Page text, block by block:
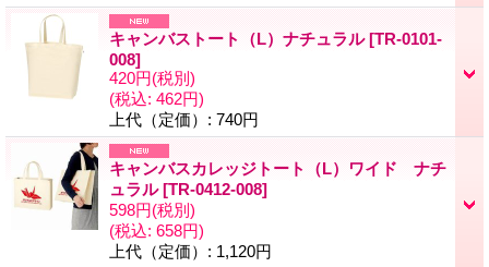
キャンバストート（L）ナチュラル[TR-0101-
008]
420円(税別)
(税込: 462円)
上代（定価） : 740円
キャンバスカレッジトート（L）ワイド ナチ
ュラル[TR-0412-008]
598円(税別)
(税込: 658円)
上代（定価） : 1,120円